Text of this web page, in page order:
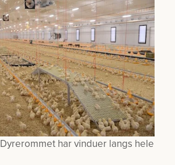
Dyrerommet har vinduer langs hele